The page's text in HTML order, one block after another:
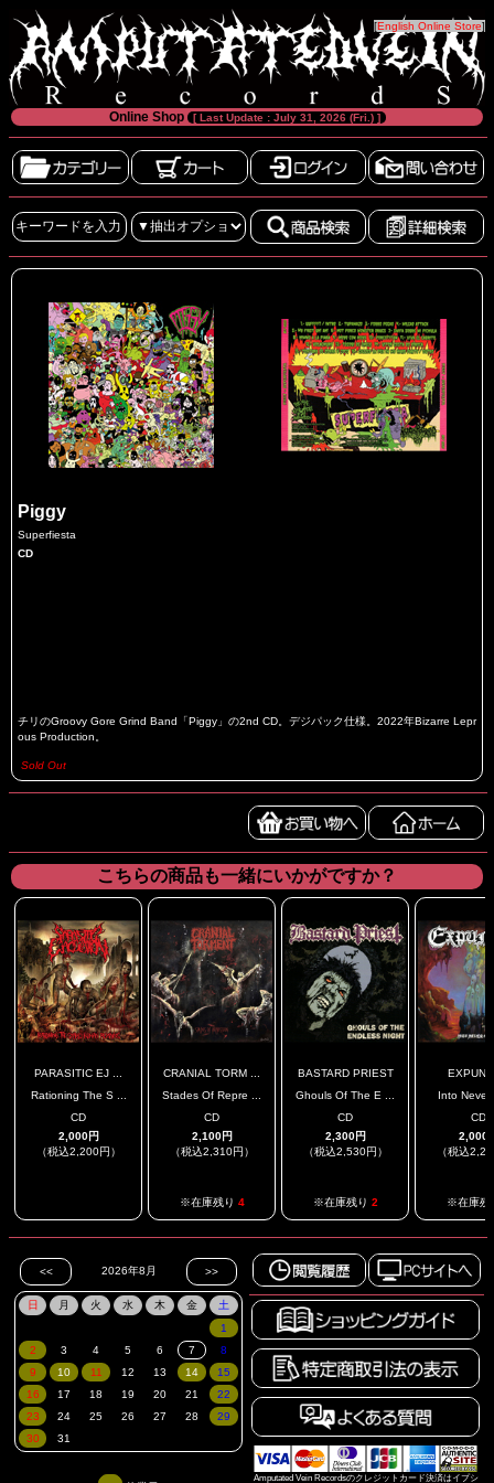
[English Online Store]
Online Shop [ Last Update : July 31, 2026 (Fri.) ]
Piggy
Superfiesta
CD
チリのGroovy Gore Grind Band「Piggy」の2nd CD。デジパック仕様。2022年Bizarre Lepr
ous Production。
Sold Out
こちらの商品も一緒にいかがですか？
PARASITIC EJ ...
Rationing The S ...
CD
2,000円
（税込2,200円）
CRANIAL TORM ...
Stades Of Repre ...
CD
2,100円
（税込2,310円）
※在庫残り 4
BASTARD PRIEST
Ghouls Of The E ...
CD
2,300円
（税込2,530円）
※在庫残り 2
Into Never
CD
2,000
（税込
※在庫残
Amputated Vein Recordsのクレジットカード決済はイプシ